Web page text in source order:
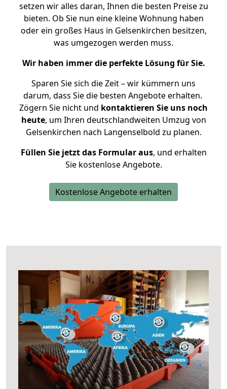
setzen wir alles daran, Ihnen die besten Preise zu
bieten. Ob Sie nun eine kleine Wohnung haben
oder ein großes Haus in Gelsenkirchen besitzen,
was umgezogen werden muss.
Wir haben immer die perfekte Lösung für Sie.
Sparen Sie sich die Zeit – wir kümmern uns
darum, dass Sie die besten Angebote erhalten.
Zögern Sie nicht und kontaktieren Sie uns noch
heute, um Ihren deutschlandweiten Umzug von
Gelsenkirchen nach Langenselbold zu planen.
Füllen Sie jetzt das Formular aus, und erhalten
Sie kostenlose Angebote.
Kostenlose Angebote erhalten